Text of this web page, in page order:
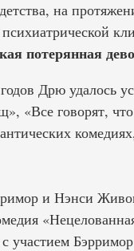
на
потерянная
Дрю удалось
«Все говорят,
и Нэнси
участием